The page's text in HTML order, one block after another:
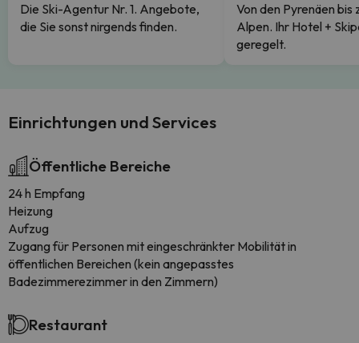
Die Ski-Agentur Nr. 1. Angebote,
die Sie sonst nirgends finden.
Von den Pyrenäen bis
Alpen. Ihr Hotel +
geregelt.
Einrichtungen und Services
Öffentliche Bereiche
24 h Empfang
Heizung
Aufzug
Zugang für Personen mit eingeschränkter Mobilität in
öffentlichen Bereichen (kein angepasstes
Badezimmerezimmer in den Zimmern)
Restaurant